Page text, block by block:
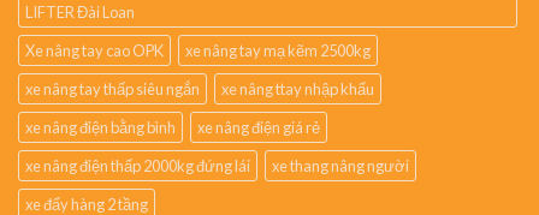
LIFTER Đài Loan
Xe nâng tay cao OPK
xe nâng tay mạ kẽm 2500kg
xe nâng tay thấp siêu ngắn
xe nâng ttay nhập khẩu
xe nâng điện bằng bình
xe nâng điện giá rẻ
xe nâng điện thấp 2000kg đứng lái
xe thang nâng người
xe đẩy hàng 2 tầng